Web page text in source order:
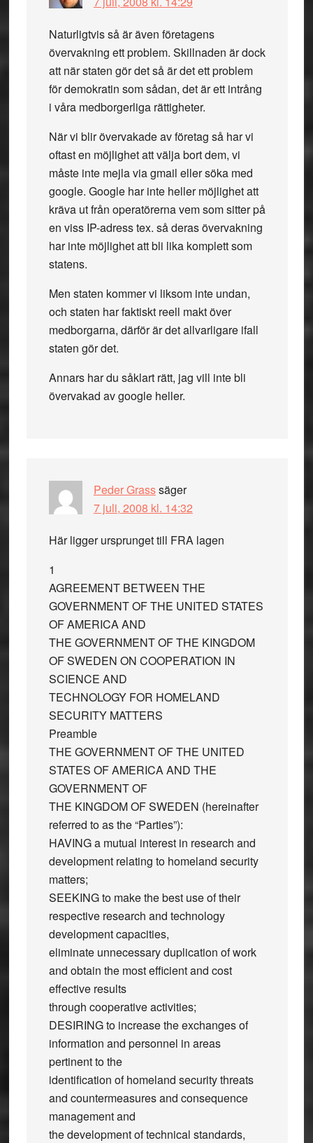
Naturligtvis så är även företagens
övervakning ett problem. Skillnaden är dock
att när staten gör det så är det ett problem
för demokratin som sådan, det är ett intrång
i våra medborgerliga rättigheter.
När vi blir övervakade av företag så har vi
oftast en möjlighet att välja bort dem, vi
måste inte mejla via gmail eller söka med
google. Google har inte heller möjlighet att
kräva ut från operatörerna vem som sitter på
en viss IP-adress tex. så deras övervakning
har inte möjlighet att bli lika komplett som
statens.
Men staten kommer vi liksom inte undan,
och staten har faktiskt reell makt över
medborgarna, därför är det allvarligare ifall
staten gör det.
Annars har du såklart rätt, jag vill inte bli
övervakad av google heller.
Peder Grasssäger
7 juli, 2008 kl. 14:32
Här ligger ursprunget till FRA lagen
1
AGREEMENT BETWEEN THE
GOVERNMENT OF THE UNITED STATES
OF AMERICA AND
THE GOVERNMENT OF THE KINGDOM
OF SWEDEN ON COOPERATION IN
SCIENCE AND
TECHNOLOGY FOR HOMELAND
SECURITY MATTERS
Preamble
THE GOVERNMENT OF THE UNITED
STATES OF AMERICA AND THE
GOVERNMENT OF
THE KINGDOM OF SWEDEN (hereinafter
referred to as the “Parties”):
HAVING a mutual interest in research and
development relating to homeland security
matters;
SEEKING to make the best use of their
respective research and technology
development capacities,
eliminate unnecessary duplication of work
and obtain the most efficient and cost
effective results
through cooperative activities;
DESIRING to increase the exchanges of
information and personnel in areas
pertinent to the
identification of homeland security threats
and countermeasures and consequence
management and
the development of technical standards,